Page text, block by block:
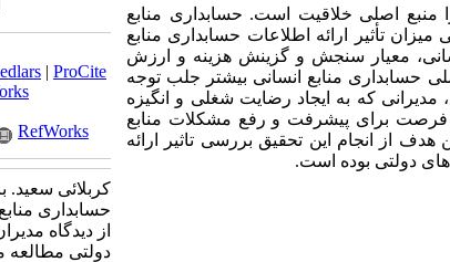
اصلی خلاقیت است. حسابداری منابع
تأثیر ارائه اطلاعات حسابداری منابع
معیار سنجش و گزینش هزینه و ارزش
حسابداری منابع انسانی بیشتر جلب توجه
مدیرانی که به ایجاد رضایت شغلی و انگیزه
فرصت برای پیشرفت و رفع مشکلات منابع
هدف از انجام این تحقیق بررسی تاثیر ارائه
های دولتی بوده است.
| ProCite
RefWorks
کربلائی سعید.
حسابداری
از دیدگاه
دولتی مطالعه